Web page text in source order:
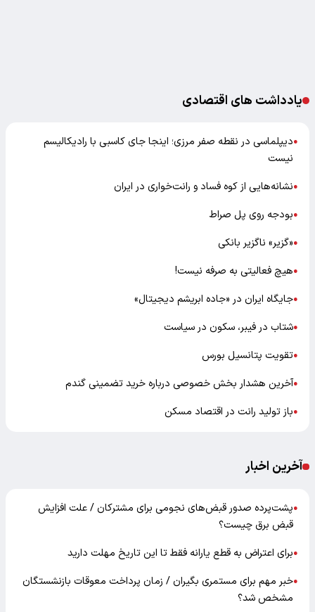
یادداشت های اقتصادی
●دیپلماسی در نقطه صفر مرزی؛ اینجا جای کاسبی با رادیکالیسم
نیست
●نشانه‌هایی از کوه فساد و رانت‌خواری در ایران
●بودجه روی پل صراط
●«گزیر» ناگزیر بانکی
●هیچ فعالیتی به صرفه نیست!
●جایگاه ایران در «جاده ابریشم دیجیتال»
●شتاب در فیبر، سکون در سیاست
●تقویت پتانسیل بورس
●آخرین هشدار بخش خصوصی درباره خرید تضمینی گندم
●باز تولید رانت در اقتصاد مسکن
آخرین اخبار
●پشت‌پرده صدور قبض‌های نجومی برای مشترکان / علت افزایش
قبض برق چیست؟
●برای اعتراض به قطع یارانه فقط تا این تاریخ مهلت دارید
●خبر مهم برای مستمری بگیران / زمان پرداخت معوقات بازنشستگان
مشخص شد؟